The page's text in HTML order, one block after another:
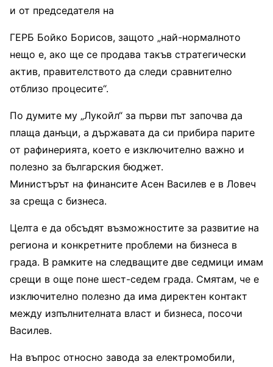
и от председателя на
ГЕРБ Бойко Борисов, защото „най-нормалното
нещо е, ако ще се продава такъв стратегически
актив, правителството да следи сравнително
отблизо процесите“.
По думите му „Лукойл“ за първи път започва да
плаща данъци, а държавата да си прибира парите
от рафинерията, което е изключително важно и
полезно за българския бюджет.
Министърът на финансите Асен Василев е в Ловеч
за среща с бизнеса.
Целта е да обсъдят възможностите за развитие на
региона и конкретните проблеми на бизнеса в
града. В рамките на следващите две седмици имам
срещи в още поне шест-седем града. Смятам, че е
изключително полезно да има директен контакт
между изпълнителната власт и бизнеса, посочи
Василев.
На въпрос относно завода за електромобили,